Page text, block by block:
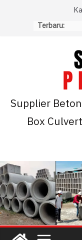
Terbaru:
Supplier
Box